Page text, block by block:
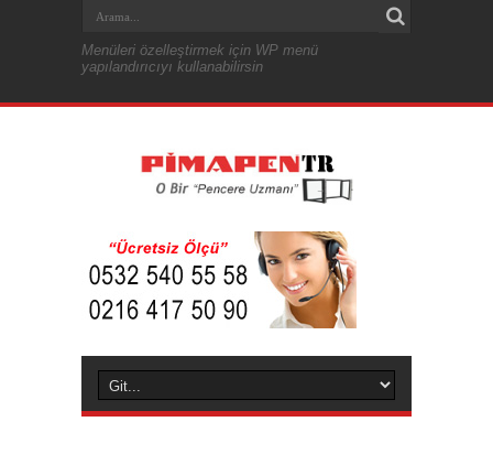
Menüleri özelleştirmek için WP menü
yapılandırıcıyı kullanabilirsin